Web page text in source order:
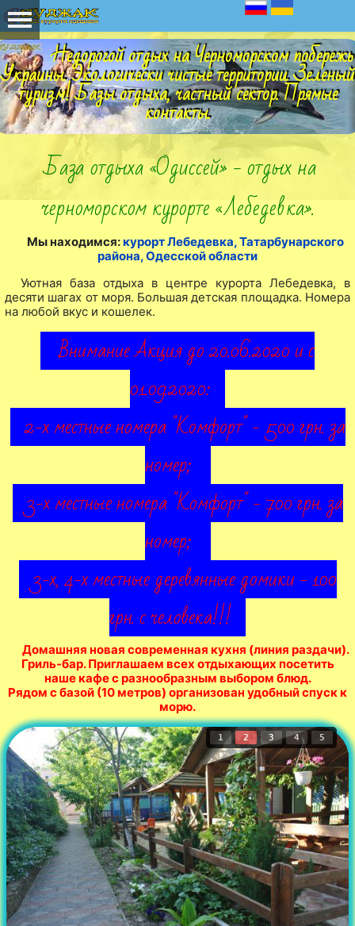
Недорогой отдых на Черноморском
Украины. Экологически чистые территории. Зеленый
туризм! Базы отдыха, частный сектор. Прямые
контакты.
База отдыха «Одиссей» - отдых на
черноморском курорте «Лебедевка».
Мы находимся:курорт Лебедевка, Татарбунарского
района, Одесской области
Уютная база отдыха в центре курорта Лебедевка, в
десяти шагах от моря. Большая детская площадка. Номера
на любой вкус и кошелек.
Внимание Акция до 20.06.2020 и с
01.09.2020:
2-х местные номера "Комфорт" - 500 грн. за
номер;
3-х местные номера "Комфорт" - 700 грн. за
номер;
3-х, 4-х местные деревянные домики - 100
грн. с человека!!!
Домашняя новая современная кухня (линия раздачи).
Гриль-бар. Приглашаем всех отдыхающих посетить
наше кафе с разнообразным выбором блюд.
Рядом с базой (10 метров) организован удобный спуск к
морю.
1 2 3 4 5